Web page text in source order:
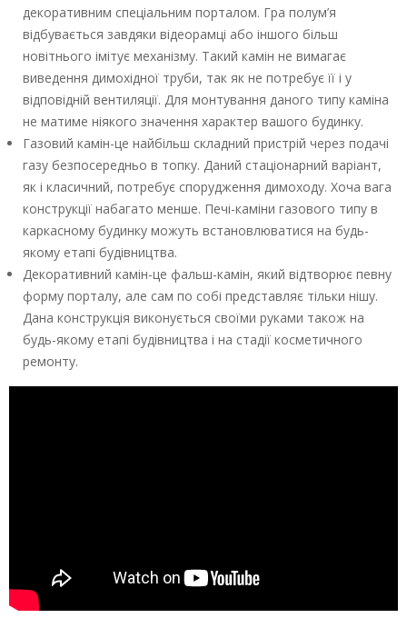
декоративним спеціальним порталом. Гра полум’я
відбувається завдяки відеорамці або іншого більш
новітнього імітує механізму. Такий камін не вимагає
виведення димохідної труби, так як не потребує її і у
відповідній вентиляції. Для монтування даного типу каміна
не матиме ніякого значення характер вашого будинку.
Газовий камін-це найбільш складний пристрій через подачі
газу безпосередньо в топку. Даний стаціонарний варіант,
як і класичний, потребує спорудження димоходу. Хоча вага
конструкції набагато менше. Печі-каміни газового типу в
каркасному будинку можуть встановлюватися на будь-
якому етапі будівництва.
Декоративний камін-це фальш-камін, який відтворює певну
форму порталу, але сам по собі представляє тільки нішу.
Дана конструкція виконується своїми руками також на
будь-якому етапі будівництва і на стадії косметичного
ремонту.